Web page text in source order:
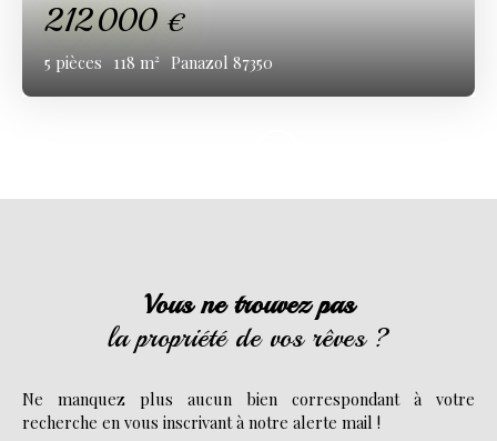
212 000€
5 pièces 118 m² Panazol 87350
Vous ne trouvez pas
la propriété de vos rêves ?
Ne manquez plus aucun bien correspondant à votre
recherche en vous inscrivant à notre alerte mail !